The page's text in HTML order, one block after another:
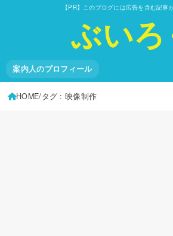
【PR】このブログには広告を含む記事
ぶいろ
案内人のプロフィール
HOME タグ : 映像制作